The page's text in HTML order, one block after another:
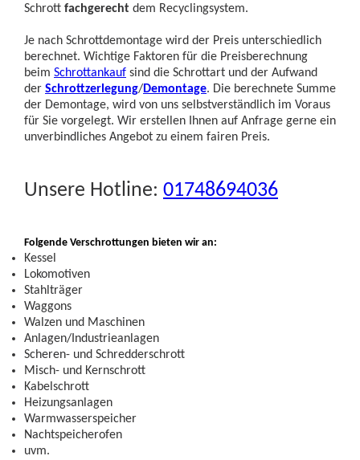
Schrott fachgerecht dem Recyclingsystem.
Je nach Schrottdemontage wird der Preis unterschiedlich
berechnet. Wichtige Faktoren für die Preisberechnung
beim Schrottankauf sind die Schrottart und der Aufwand
der Schrottzerlegung/Demontage. Die berechnete Summe
der Demontage, wird von uns selbstverständlich im Voraus
für Sie vorgelegt. Wir erstellen Ihnen auf Anfrage gerne ein
unverbindliches Angebot zu einem fairen Preis.
Unsere Hotline: 01748694036
Folgende Verschrottungen bieten wir an:
Kessel
Lokomotiven
Stahlträger
Waggons
Walzen und Maschinen
Anlagen/Industrieanlagen
Scheren- und Schredderschrott
Misch- und Kernschrott
Kabelschrott
Heizungsanlagen
Warmwasserspeicher
Nachtspeicherofen
uvm.